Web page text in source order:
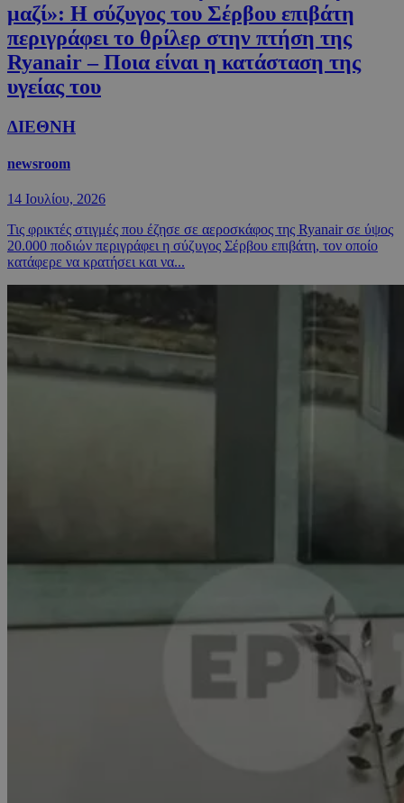
μαζί»: Η σύζυγος του Σέρβου επιβάτη
περιγράφει το θρίλερ στην πτήση της
Ryanair – Ποια είναι η κατάσταση της
υγείας του
ΔΙΕΘΝΗ
newsroom
14 Ιουλίου, 2026
Τις φρικτές στιγμές που έζησε σε αεροσκάφος της Ryanair σε ύψος
20.000 ποδιών περιγράφει η σύζυγος Σέρβου επιβάτη, τον οποίο
κατάφερε να κρατήσει και να...